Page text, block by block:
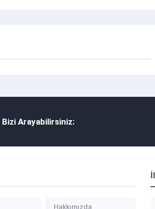
Bizi Arayabilirsiniz:
Hakkımızda